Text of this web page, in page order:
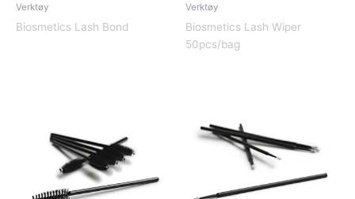
Verktøy
Biosmetics Lash Bond
Verktøy
Biosmetics Lash Wiper
50pcs/bag